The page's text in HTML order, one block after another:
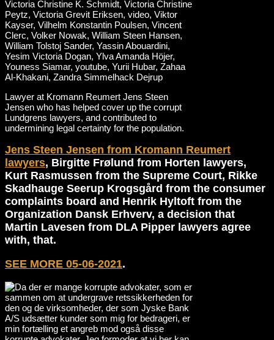
Lawyer at Kromann Reumert Jens Steen
Jensen who has helped cover up the corrupt
Lundgrens lawyers, and contributed to
undermining legal certainty for the population.
Jens Steen Jensen from Kromann Reumert
lawyers, Birgitte Frølund from Horten lawyers,
Kurt Rasmussen from the Supreme Court, Rikke
Skadhauge Seerup Krogsgård from the consumer
complaints board and Henrik Hyltoft from the
Organization Dansk Erhverv, a decision that
Martin Lavesen from DLA Pipper lawyers agree
with, that.
SEE MORE 05-06-2021.